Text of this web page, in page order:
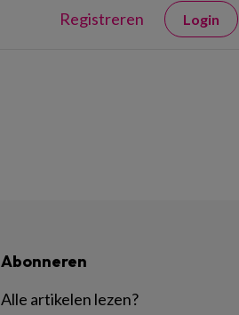
Registreren Login
Abonneren
Alle artikelen lezen?